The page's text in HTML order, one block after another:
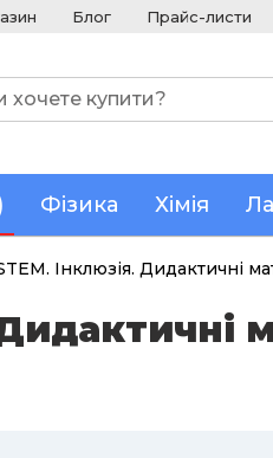
Блог Прайс-листи
Фізика Хімія
Інклюзія. Дидактичні
Дидактичні